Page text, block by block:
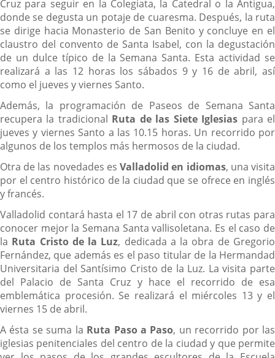
Cruz para seguir en la Colegiata, la Catedral o la Antigua,
donde se degusta un potaje de cuaresma. Después, la ruta
se dirige hacia Monasterio de San Benito y concluye en el
claustro del convento de Santa Isabel, con la degustación
de un dulce típico de la Semana Santa. Esta actividad se
realizará a las 12 horas los sábados 9 y 16 de abril, así
como el jueves y viernes Santo.
Además, la programación de Paseos de Semana Santa
recupera la tradicional Ruta de las Siete Iglesias para el
jueves y viernes Santo a las 10.15 horas. Un recorrido por
algunos de los templos más hermosos de la ciudad.
Otra de las novedades esValladolid en idiomas, una visita
por el centro histórico de la ciudad que se ofrece en inglés
y francés.
Valladolid contará hasta el 17 de abril con otras rutas para
conocer mejor la Semana Santa vallisoletana. Es el caso de
la Ruta Cristo de la Luz, dedicada a la obra de Gregorio
Fernández, que además es el paso titular de la Hermandad
Universitaria del Santísimo Cristo de la Luz. La visita parte
del Palacio de Santa Cruz y hace el recorrido de esa
emblemática procesión. Se realizará el miércoles 13 y el
viernes 15 de abril.
A ésta se suma la Ruta Paso a Paso, un recorrido por las
iglesias penitenciales del centro de la ciudad y que permite